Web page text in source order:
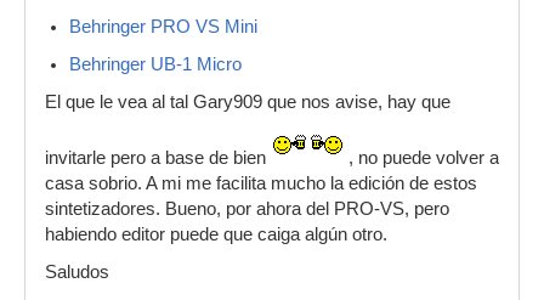
Behringer PRO VS Mini
Behringer UB-1 Micro
El que le vea al tal Gary909 que nos avise, hay que
invitarle pero a base de bien
, no puede volver a
casa sobrio. A mi me facilita mucho la edición de estos
sintetizadores. Bueno, por ahora del PRO-VS, pero
habiendo editor puede que caiga algún otro.
Saludos